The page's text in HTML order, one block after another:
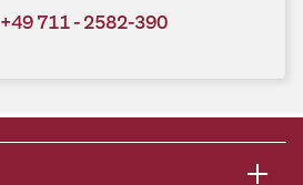
+49 711 - 2582-390